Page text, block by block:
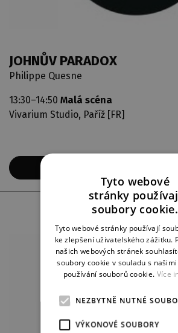
JOHNŮV PARADOX
Philippe Quesne
13:30–14:50 Malá scéna
Vivarium Studio, Paříž [FR]
12. 9.
sobota
Tyto webové
stránky
soubory cookie.
Tyto webové stránky používají
ke zlepšení uživatelského zážitku.
našich webových stránek
soubory cookie v souladu s
používání souborů cookie. Více
NEZBYTNĚ NUTNÉ
VÝKONOVÉ SOUBORY